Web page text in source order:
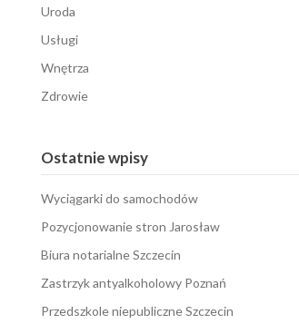
Uroda
Usługi
Wnętrza
Zdrowie
Ostatnie wpisy
Wyciągarki do samochodów
Pozycjonowanie stron Jarosław
Biura notarialne Szczecin
Zastrzyk antyalkoholowy Poznań
Przedszkole niepubliczne Szczecin